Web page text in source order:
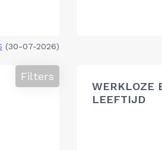
(30-07-2026)
Filters
WERKLOZE
LEEFTIJD